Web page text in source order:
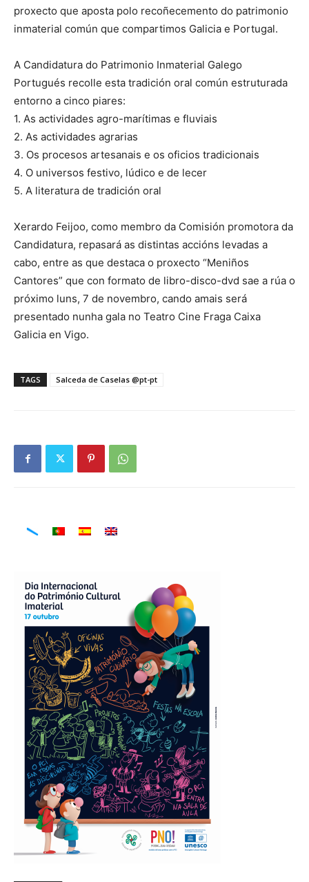
proxecto que aposta polo recoñecemento do patrimonio
inmaterial común que compartimos Galicia e Portugal.
A Candidatura do Patrimonio Inmaterial Galego
Portugués recolle esta tradición oral común estruturada
entorno a cinco piares:
1. As actividades agro-marítimas e fluviais
2. As actividades agrarias
3. Os procesos artesanais e os oficios tradicionais
4. O universos festivo, lúdico e de lecer
5. A literatura de tradición oral
Xerardo Feijoo, como membro da Comisión promotora da
Candidatura, repasará as distintas accións levadas a
cabo, entre as que destaca o proxecto “Meniños
Cantores” que con formato de libro-disco-dvd sae a rúa o
próximo luns, 7 de novembro, cando amais será
presentado nunha gala no Teatro Cine Fraga Caixa
Galicia en Vigo.
TAGS Salceda de Caselas @pt-pt